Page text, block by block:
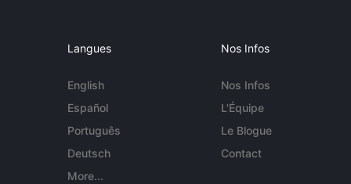
Langues
English
Español
Português
Deutsch
More...
Nos Infos
Nos Infos
L'Équipe
Le Blogue
Contact